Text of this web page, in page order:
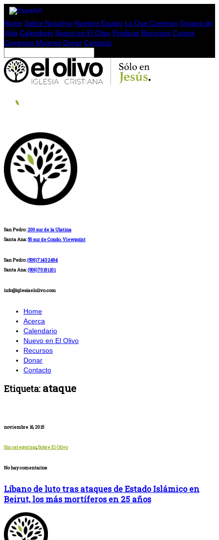
Home Sobre Nosotros Nuestro Equipo Lo Que Creemos Grupos de
Vida Calendario Nuevo en El Olivo Prédicas Recursos Cursos
Congreso Mujeres Donar Contacto
San Pedro: 200 sur de la Ulatina
Santa Ana:50 sur de Condo. Viewpoint
San Pedro:(506)71432494
Santa Ana:(506)70191101
info@iglesiaelolivo.com
Home
Acerca
Calendario
Nuevo en El Olivo
Recursos
Donar
Contacto
Etiqueta:ataque
noviembre 16, 2015
Sin categorizar,Sobre El Olivo
No hay comentarios
Líbano de luto tras ataques de Estado Islámico en
Beirut, los más mortíferos en 25 años